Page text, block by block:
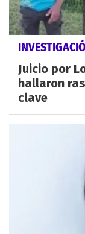
Juicio por
hallaron
clave